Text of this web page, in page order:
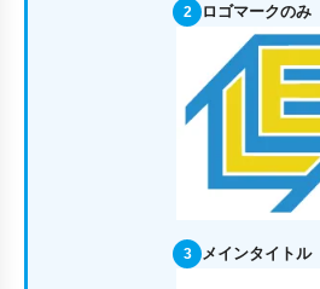
2 ロゴマークのみ
3 メインタイトル